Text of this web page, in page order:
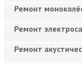
Ремонт
Ремонт
Ремонт